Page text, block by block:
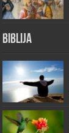
Biblija